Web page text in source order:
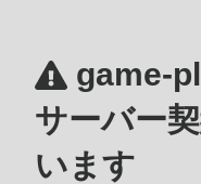
game-
サーバー
います